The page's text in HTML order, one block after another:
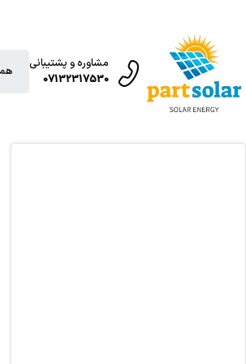
مشاوره و پشتیبانی
07132317530